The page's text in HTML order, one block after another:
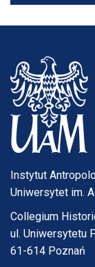
Instytut
Uniwersytet im.
Collegium
ul. Uniwersytetu
61-614 Poznań